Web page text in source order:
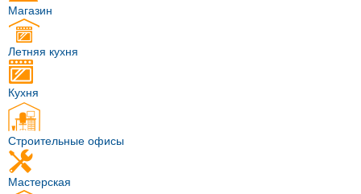
Магазин
Летняя кухня
Кухня
Строительные офисы
Мастерская